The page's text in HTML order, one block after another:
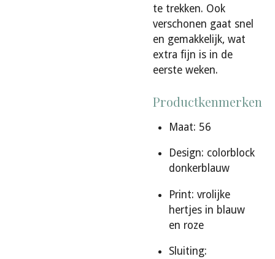
te trekken. Ook
verschonen gaat snel
en gemakkelijk, wat
extra fijn is in de
eerste weken.
Productkenmerken
Maat: 56
Design: colorblock
donkerblauw
Print: vrolijke
hertjes in blauw
en roze
Sluiting: